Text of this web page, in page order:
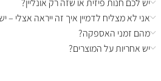
יש לכם חנות פיזית או שזה רק אונליין?
אני לא מצליח לדמיין איך זה ייראה אצלי –
מהם זמני האספקה?
יש אחריות על המוצרים?